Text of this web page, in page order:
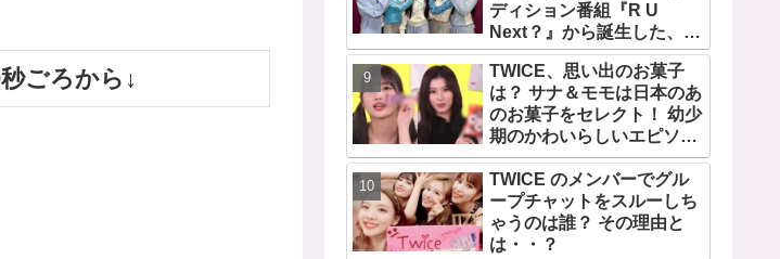
ごろから↓
ディション番組『R U
Next？』から誕生した、日
本人のイロハとモカを含む
5人組ガールズグループ！
デビュー曲「Magnetic」が
いきなりの大ヒット
TWICE、思い出のお菓子
は？ サナ＆モモは日本のあ
のお菓子をセレクト！ 幼少
期のかわいらしいエピソー
ドも公開
TWICE のメンバーでグル
ープチャットをスルーしち
ゃうのは誰？ その理由と
は・・？